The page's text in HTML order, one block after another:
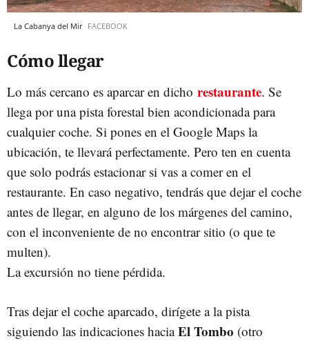
La Cabanya del Mir FACEBOOK
Cómo llegar
Lo más cercano es aparcar en dicho restaurante. Se
llega por una pista forestal bien acondicionada para
cualquier coche. Si pones en el Google Maps la
ubicación, te llevará perfectamente. Pero ten en cuenta
que solo podrás estacionar si vas a comer en el
restaurante. En caso negativo, tendrás que dejar el coche
antes de llegar, en alguno de los márgenes del camino,
con el inconveniente de no encontrar sitio (o que te
multen).
La excursión no tiene pérdida.
Tras dejar el coche aparcado, dirígete a la pista
siguiendo las indicaciones haciaEl Tombo (otro